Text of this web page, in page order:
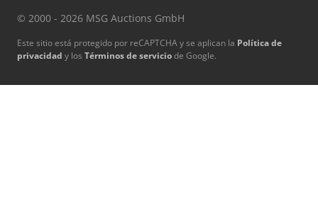
© 2000 - 2026 MSG Auctions GmbH
Este sitio está protegido por reCAPTCHA y se aplican la Política de
privacidad y los Términos de serviciode Google.